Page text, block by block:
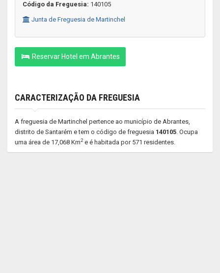
Código da Freguesia: 140105
Junta de Freguesia de Martinchel
Reservar Hotel em Abrantes
CARACTERIZAÇÃO DA FREGUESIA
A freguesia de Martinchel pertence ao município de Abrantes,
distrito de Santarém e tem o código de freguesia 140105. Ocupa
uma área de 17,068 Km2e é habitada por 571 residentes.